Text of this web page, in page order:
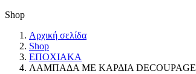
Shop
Αρχική σελίδα
Shop
ΕΠΟΧΙΑΚΑ
ΛΑΜΠΑΔΑ ΜΕ ΚΑΡΔΙΑ DECOUPAGE